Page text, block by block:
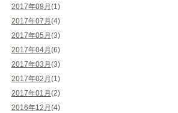
2017年08月 (1)
2017年07月 (4)
2017年05月 (3)
2017年04月 (6)
2017年03月 (3)
2017年02月 (1)
2017年01月 (2)
2016年12月 (4)